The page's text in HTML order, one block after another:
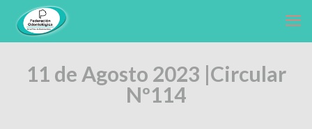
11 de Agosto 2023 |Circular
Nº114